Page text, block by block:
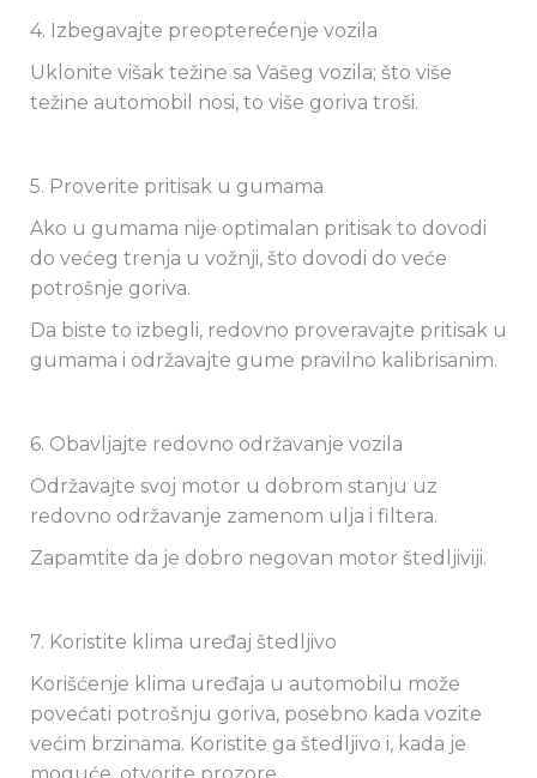
4. Izbegavajte preopterećenje vozila
Uklonite višak težine sa Vašeg vozila; što više
težine automobil nosi, to više goriva troši.
5. Proverite pritisak u gumama
Ako u gumama nije optimalan pritisak to dovodi
do većeg trenja u vožnji, što dovodi do veće
potrošnje goriva.
Da biste to izbegli, redovno proveravajte pritisak u
gumama i održavajte gume pravilno kalibrisanim.
6. Obavljajte redovno održavanje vozila
Održavajte svoj motor u dobrom stanju uz
redovno održavanje zamenom ulja i filtera.
Zapamtite da je dobro negovan motor štedljiviji.
7. Koristite klima uređaj štedljivo
Korišćenje klima uređaja u automobilu može
povećati potrošnju goriva, posebno kada vozite
većim brzinama. Koristite ga štedljivo i, kada je